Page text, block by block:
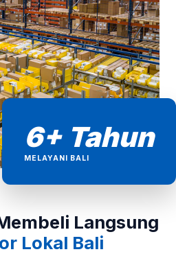
6+ Tahun
MELAYANI BALI
Langsung
Lokal Bali